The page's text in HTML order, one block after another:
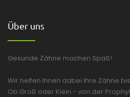
Über uns
Gesunde Zähne machen Spaß!
Wir helfen Ihnen dabei Ihre Zähne
Ob Groß oder Klein - von der